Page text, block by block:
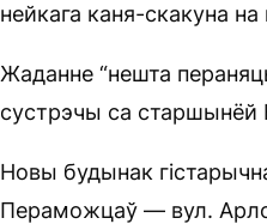
нейкага каня-скакуна
Жаданне “нешта
сустрэчы са старшынёй
Новы будынак
Пераможцаў — вул.